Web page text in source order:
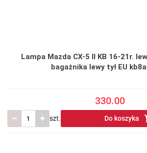
Lampa Mazda CX-5 II KB 16-21r.
bagażnika lewy tył EU
330.00
szt. Do koszyka